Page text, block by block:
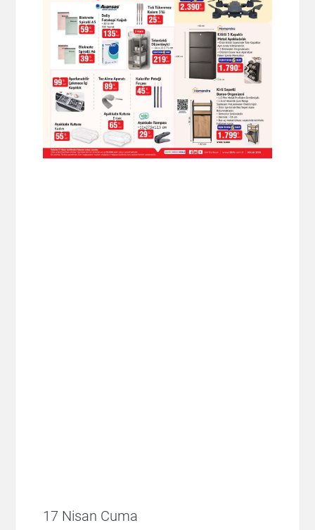
17 Nisan Cuma